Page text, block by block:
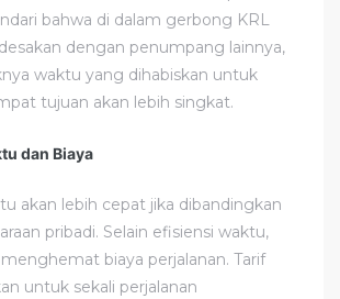
bahwa di dalam gerbong KRL
dengan penumpang lainnya,
waktu yang dihabiskan untuk
tujuan akan lebih singkat.
dan Biaya
akan lebih cepat jika dibandingkan
pribadi. Selain efisiensi waktu,
biaya perjalanan. Tarif
untuk sekali perjalanan